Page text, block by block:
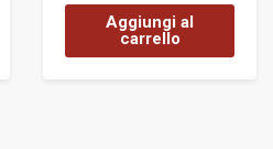
Aggiungi al
carrello